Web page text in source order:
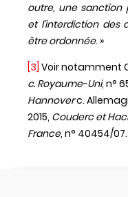
outre, une sanction
et l’interdiction des
être ordonnée. »
[3] Voir notamment
c. Royaume-Uni, n°
Hannoverc.
2015, Couderc et
France, n° 40454/07.